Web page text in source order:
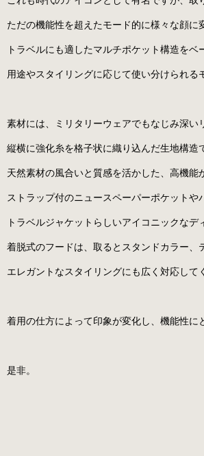
ただの機能性を超えたモード的に様々な顔に
トラベルにも適したマルチポケット構造を
用途やスタイリングに応じて使い分けられる
素材には、ミリタリーウェアでもなじみ深い
縦横に強化糸を格子状に織り込んだ生地構造
天然素材の風合いと質感を活かした、高機能
ストラップ付のニュースペーパーポケットや
トラベルジャケットらしいアイコニックなデ
着脱式のフードは、取るとスタンドカラー、
エレガントなスタイリングにも広く対応して
着用の仕方によって印象が変化し、機能性に
是非。